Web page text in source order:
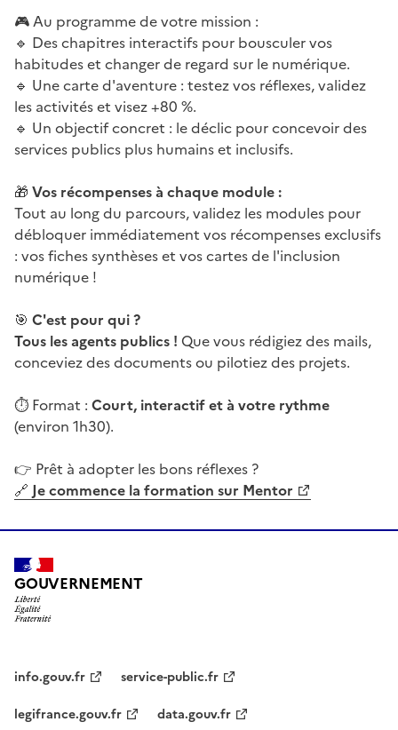
🎮 Au programme de votre mission :
🔹 Des chapitres interactifs pour bousculer vos
habitudes et changer de regard sur le numérique.
🔹 Une carte d'aventure : testez vos réflexes, validez
les activités et visez +80 %.
🔹 Un objectif concret : le déclic pour concevoir des
services publics plus humains et inclusifs.
🎁 Vos récompenses à chaque module :
Tout au long du parcours, validez les modules pour
débloquer immédiatement vos récompenses exclusifs
: vos fiches synthèses et vos cartes de l'inclusion
numérique !
🎯 C'est pour qui ?
Tous les agents publics ! Que vous rédigiez des mails,
conceviez des documents ou pilotiez des projets.
⏱️ Format : Court, interactif et à votre rythme
(environ 1h30).
👉 Prêt à adopter les bons réflexes ?
(Ouvre une nouvelle fenêtre)
🔗 Je commence la formation sur Mentor
GOUVERNEMENT
info.gouv.fr
service-public.fr
legifrance.gouv.fr
data.gouv.fr